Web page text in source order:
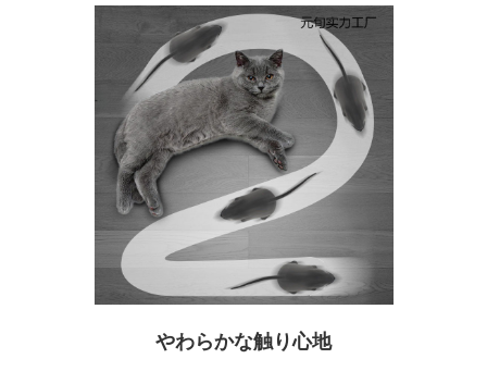
やわらかな触り心地